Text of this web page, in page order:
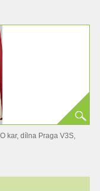
kar, dílna Praga V3S,